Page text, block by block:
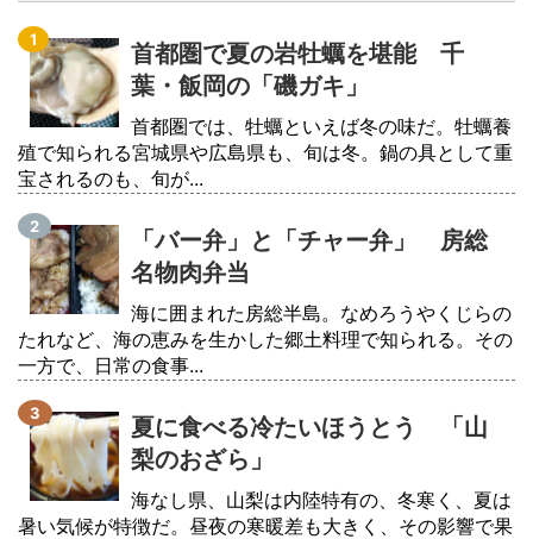
首都圏で夏の岩牡蠣を堪能 千
葉・飯岡の「磯ガキ」
首都圏では、牡蠣といえば冬の味だ。牡蠣養
殖で知られる宮城県や広島県も、旬は冬。鍋の具として重
宝されるのも、旬が...
「バー弁」と「チャー弁」 房総
名物肉弁当
海に囲まれた房総半島。なめろうやくじらの
たれなど、海の恵みを生かした郷土料理で知られる。その
一方で、日常の食事...
夏に食べる冷たいほうとう 「山
梨のおざら」
海なし県、山梨は内陸特有の、冬寒く、夏は
暑い気候が特徴だ。昼夜の寒暖差も大きく、その影響で果